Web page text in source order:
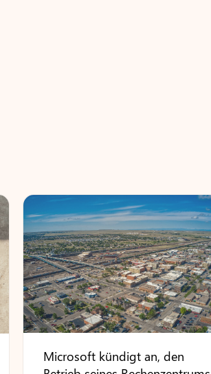
Microsoft kündigt an, den